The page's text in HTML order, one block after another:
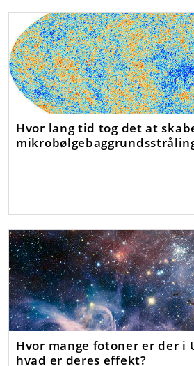
Hvor lang tid tog det at
Hvor mange fotoner er der i
hvad er deres effekt?